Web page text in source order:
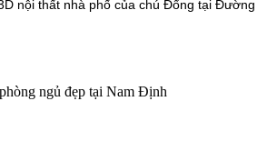
nội thất nhà phố của chú Đổng tại Đường